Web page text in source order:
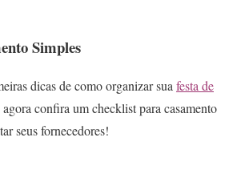
Simples
dicas de como organizar suafesta de
confira um checklist para casamento
seus fornecedores!